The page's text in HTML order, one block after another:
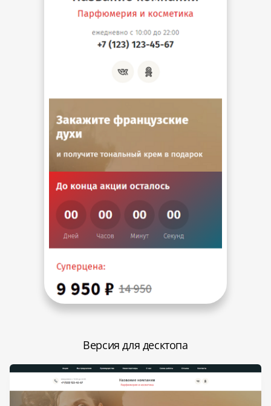
Версия для десктопа